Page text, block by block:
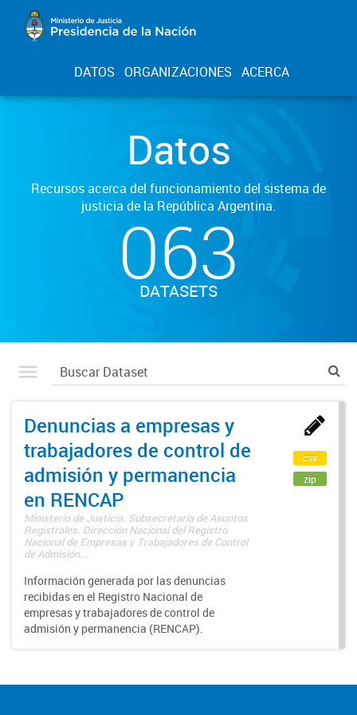
DATOS ORGANIZACIONES ACERCA
Datos
Recursos acerca del funcionamiento del sistema de
justicia de la República Argentina.
063
DATASETS
Denuncias a empresas y
trabajadores de control de
admisión y permanencia
en RENCAP
Ministerio de Justicia. Subsecretaría de Asuntos
Registrales. Dirección Nacional del Registro
Nacional de Empresas y Trabajadores de Control
de Admisión...
Información generada por las denuncias
recibidas en el Registro Nacional de
empresas y trabajadores de control de
admisión y permanencia (RENCAP).
csv
zip